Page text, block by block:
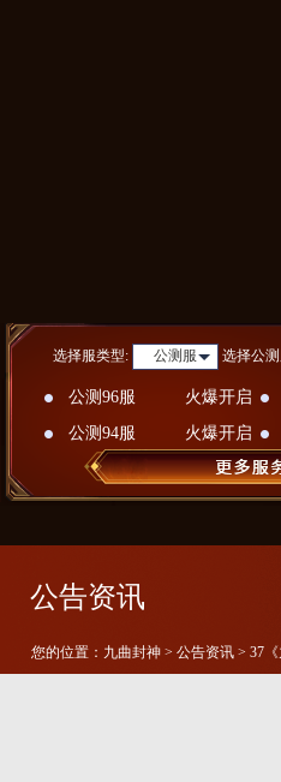
选择服类型: 公测服 选择公
公测96服 火爆开启
公测94服
火爆开启
公告资讯
您的位置： 九曲封神 > 公告资讯 > 37